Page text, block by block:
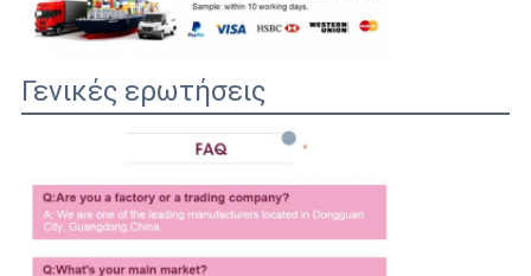
Γενικές ερωτήσεις